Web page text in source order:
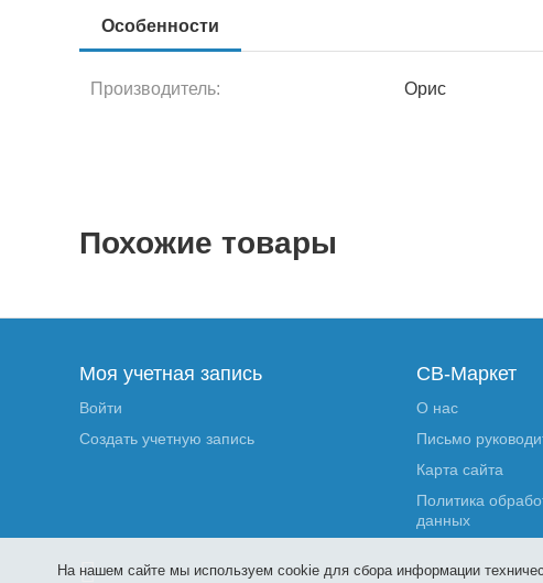
Особенности
Производитель: Орис
Похожие товары
Моя учетная запись
Войти
Создать учетную запись
СВ-Маркет
О нас
Письмо
Карта сайта
Политика
данных
На нашем сайте мы используем cookie для сбора информации